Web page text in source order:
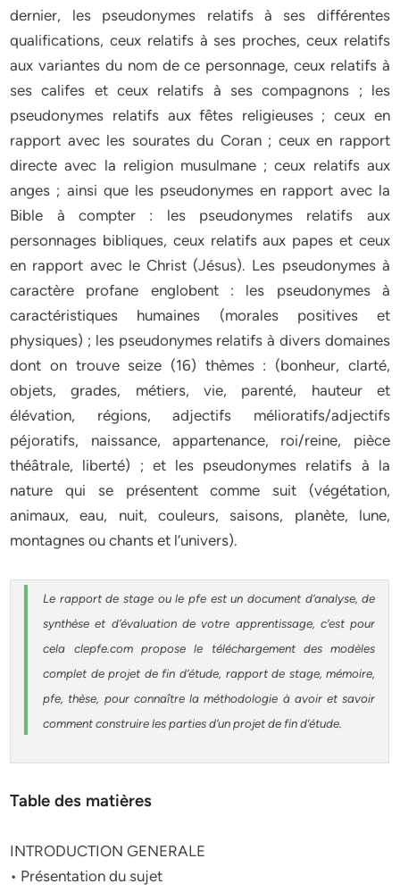
dernier, les pseudonymes relatifs à ses différentes
qualifications, ceux relatifs à ses proches, ceux relatifs
aux variantes du nom de ce personnage, ceux relatifs à
ses califes et ceux relatifs à ses compagnons ; les
pseudonymes relatifs aux fêtes religieuses ; ceux en
rapport avec les sourates du Coran ; ceux en rapport
directe avec la religion musulmane ; ceux relatifs aux
anges ; ainsi que les pseudonymes en rapport avec la
Bible à compter : les pseudonymes relatifs aux
personnages bibliques, ceux relatifs aux papes et ceux
en rapport avec le Christ (Jésus). Les pseudonymes à
caractère profane englobent : les pseudonymes à
caractéristiques humaines (morales positives et
physiques) ; les pseudonymes relatifs à divers domaines
dont on trouve seize (16) thèmes : (bonheur, clarté,
objets, grades, métiers, vie, parenté, hauteur et
élévation, régions, adjectifs mélioratifs/adjectifs
péjoratifs, naissance, appartenance, roi/reine, pièce
théâtrale, liberté) ; et les pseudonymes relatifs à la
nature qui se présentent comme suit (végétation,
animaux, eau, nuit, couleurs, saisons, planète, lune,
montagnes ou chants et l’univers).
Le rapport de stage ou le pfe est un document d’analyse, de
synthèse et d’évaluation de votre apprentissage, c’est pour
cela clepfe.com propose le téléchargement des modèles
complet de projet de fin d’étude, rapport de stage, mémoire,
pfe, thèse, pour connaître la méthodologie à avoir et savoir
comment construire les parties d’un projet de fin d’étude.
Table des matières
INTRODUCTION GENERALE
• Présentation du sujet